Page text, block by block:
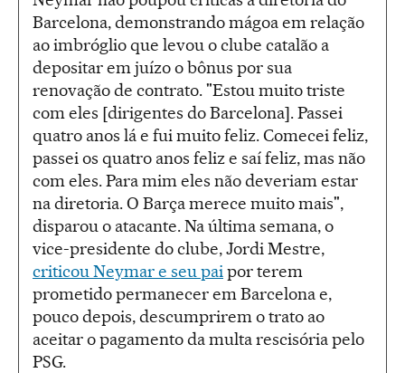
Barcelona, demonstrando mágoa em relação
ao imbróglio que levou o clube catalão a
depositar em juízo o bônus por sua
renovação de contrato. "Estou muito triste
com eles [dirigentes do Barcelona]. Passei
quatro anos lá e fui muito feliz. Comecei feliz,
passei os quatro anos feliz e saí feliz, mas não
com eles. Para mim eles não deveriam estar
na diretoria. O Barça merece muito mais",
disparou o atacante. Na última semana, o
vice-presidente do clube, Jordi Mestre,
criticou Neymar e seu paipor terem
prometido permanecer em Barcelona e,
pouco depois, descumprirem o trato ao
aceitar o pagamento da multa rescisória pelo
PSG.